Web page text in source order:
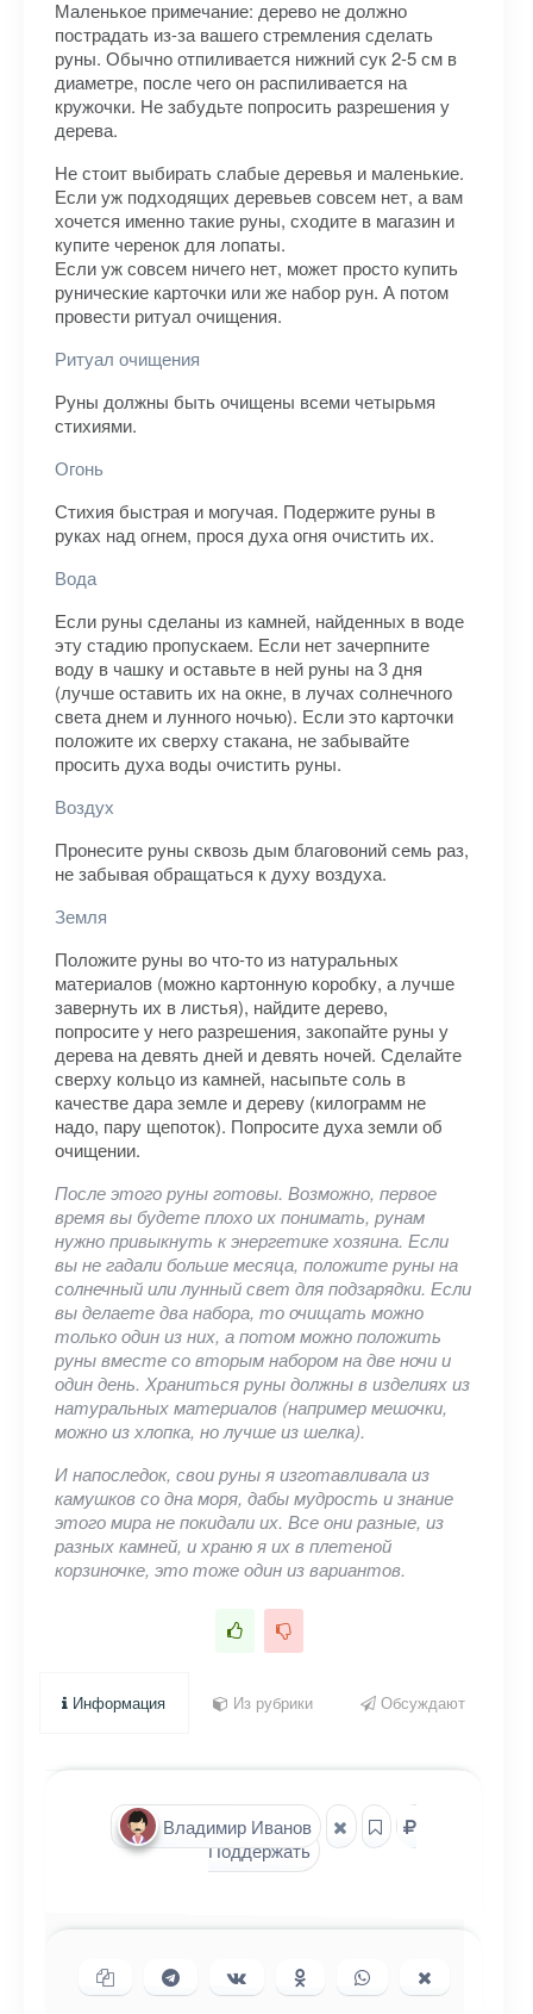
Маленькое примечание: дерево не должно
пострадать из-за вашего стремления сделать
руны. Обычно отпиливается нижний сук 2-5 см в
диаметре, после чего он распиливается на
кружочки. Не забудьте попросить разрешения у
дерева.
Не стоит выбирать слабые деревья и маленькие.
Если уж подходящих деревьев совсем нет, а вам
хочется именно такие руны, сходите в магазин и
купите черенок для лопаты.
Если уж совсем ничего нет, может просто купить
рунические карточки или же набор рун. А потом
провести ритуал очищения.
Ритуал очищения
Руны должны быть очищены всеми четырьмя
стихиями.
Огонь
Стихия быстрая и могучая. Подержите руны в
руках над огнем, прося духа огня очистить их.
Вода
Если руны сделаны из камней, найденных в воде
эту стадию пропускаем. Если нет зачерпните
воду в чашку и оставьте в ней руны на 3 дня
(лучше оставить их на окне, в лучах солнечного
света днем и лунного ночью). Если это карточки
положите их сверху стакана, не забывайте
просить духа воды очистить руны.
Воздух
Пронесите руны сквозь дым благовоний семь раз,
не забывая обращаться к духу воздуха.
Земля
Положите руны во что-то из натуральных
материалов (можно картонную коробку, а лучше
завернуть их в листья), найдите дерево,
попросите у него разрешения, закопайте руны у
дерева на девять дней и девять ночей. Сделайте
сверху кольцо из камней, насыпьте соль в
качестве дара земле и дереву (килограмм не
надо, пару щепоток). Попросите духа земли об
очищении.
После этого руны готовы. Возможно, первое
время вы будете плохо их понимать, рунам
нужно привыкнуть к энергетике хозяина. Если
вы не гадали больше месяца, положите руны на
солнечный или лунный свет для подзарядки. Если
вы делаете два набора, то очищать можно
только один из них, а потом можно положить
руны вместе со вторым набором на две ночи и
один день. Храниться руны должны в изделиях из
натуральных материалов (например мешочки,
можно из хлопка, но лучше из шелка).
И напоследок, свои руны я изготавливала из
камушков со дна моря, дабы мудрость и знание
этого мира не покидали их. Все они разные, из
разных камней, и храню я их в плетеной
корзиночке, это тоже один из вариантов.
Информация Из рубрики Обсуждают
Владимир Иванов
Поддержать
Копировать ссылку
Поделиться в Telegram
Поделиться ВКонтакте
Поделиться в
Одноклассниках
Поделиться в
WhatsApp
в X (Twitter)